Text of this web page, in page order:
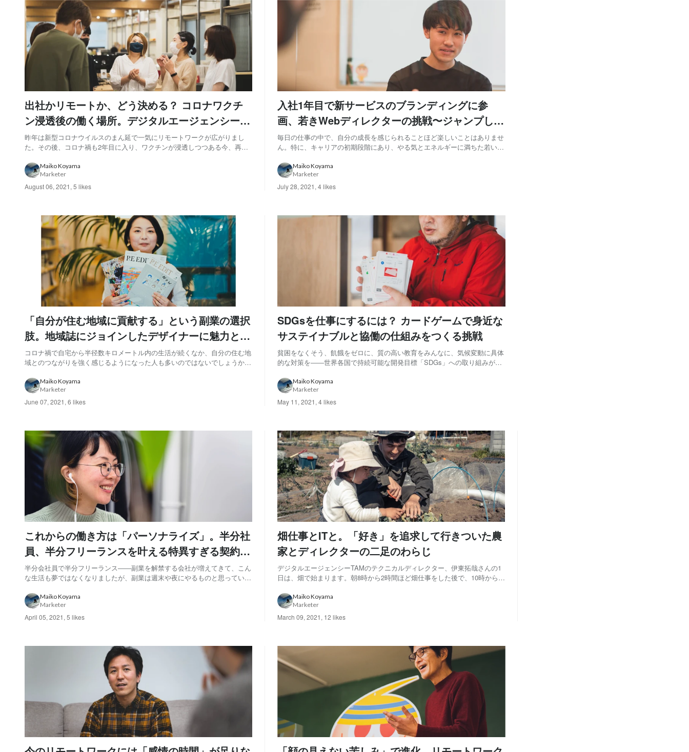
出社かリモートか、どう決める？ コロナワクチ
ン浸透後の働く場所。デジタルエージェンシー
TAMの場合
昨年は新型コロナウイルスのまん延で一気にリモートワークが広がりまし
た。その後、コロナ禍も2年目に入り、ワクチンが浸透しつつある今、再び
人など、個人の働き方は多様化しています。 こうした中、組織やチームを
運営していくうえで、マネジメント側は個人が働...
Maiko Koyama
Marketer
August 06, 2021 , 5 likes
入社1年目で新サービスのブランディングに参
画、若きWebディレクターの挑戦〜ジャンプしな
いと乗り越えられない仕事を求めて
毎日の仕事の中で、自分の成長を感じられることほど楽しいことはありませ
ん。特に、キャリアの初期段階にあり、やる気とエネルギーに満ちた若いビ
も貴重な成長の糧。こうした機会に恵まれることは、毎日を刺激的で豊かな
ものにするのではないでしょうか。 デジタル...
Maiko Koyama
Marketer
July 28, 2021 , 4 likes
「自分が住む地域に貢献する」という副業の選択
肢。地域誌にジョインしたデザイナーに魅力と実
体験を聞いた
コロナ禍で自宅から半径数キロメートル内の生活が続くなか、自分の住む地
域とのつながりを強く感じるようになった人も多いのではないでしょうか？
ロナ以前から地域の活動には関心を抱いてきたそうですが、最近になって会
社の仕事とは別に、地域誌の制作に参加す...
Maiko Koyama
Marketer
June 07, 2021 , 6 likes
SDGsを仕事にするには？ カードゲームで身近な
サステイナブルと協働の仕組みをつくる挑戦
貧困をなくそう、飢餓をゼロに、質の高い教育をみんなに、気候変動に具体
的な対策を――世界各国で持続可能な開発目標「SDGs」への取り組みが活
る人も少なくないのでは？「SDGsを仕事にする」にしても、特別な仕事の
ような響きがあります。 しかし、「SD...
Maiko Koyama
Marketer
May 11, 2021 , 4 likes
これからの働き方は「パーソナライズ」。半分社
員、半分フリーランスを叶える特異すぎる契約形
態とは？
半分会社員で半分フリーランス――副業を解禁する会社が増えてきて、こん
な生活も夢ではなくなりましたが、副業は週末や夜にやるものと思っている
TAMのデザイナー萩原恭子さんは、本当の意味で会社と個人の仕事をバラン
スよく行き来する「二足のわらじ」生活を送っ...
Maiko Koyama
Marketer
April 05, 2021 , 5 likes
畑仕事とITと。「好き」を追求して行きついた農
家とディレクターの二足のわらじ
デジタルエージェンシーTAMのテクニカルディレクター、伊東拓哉さんの1
日は、畑で始まります。朝8時から2時間ほど畑仕事をした後で、10時からは
え、学生時代から追求して気づいた自然への憧憬やサバイバル生活の楽しさ
を、今は自分の活動の中で体現してい...
Maiko Koyama
Marketer
March 09, 2021 , 12 likes